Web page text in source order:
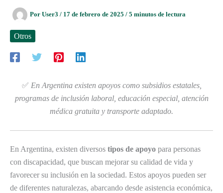
Por User3 / 17 de febrero de 2025 / 5 minutos de lectura
Otros
✅ En Argentina existen apoyos como subsidios estatales,
programas de inclusión laboral, educación especial, atención
médica gratuita y transporte adaptado.
En Argentina, existen diversos tipos de apoyo para personas
con discapacidad, que buscan mejorar su calidad de vida y
favorecer su inclusión en la sociedad. Estos apoyos pueden ser
de diferentes naturalezas, abarcando desde asistencia económica,